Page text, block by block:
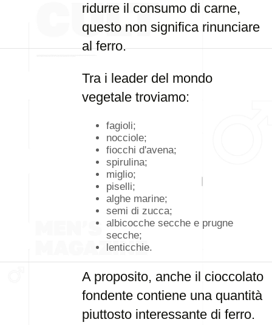
ridurre il consumo di carne,
questo non significa rinunciare
al ferro.
Tra i leader del mondo
vegetale troviamo:
fagioli;
nocciole;
fiocchi d'avena;
spirulina;
miglio;
piselli;
alghe marine;
semi di zucca;
albicocche secche e prugne
secche;
lenticchie.
A proposito, anche il cioccolato
fondente contiene una quantità
piuttosto interessante di ferro.